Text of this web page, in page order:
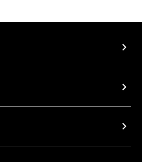
chevron_right
chevron_right
chevron_right